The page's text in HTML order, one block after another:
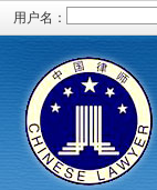
用户名：